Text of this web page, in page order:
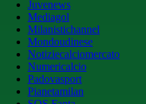
Juvenews
Mediagol
Milanistichannel
Mondoudinese
Notiziecalciomercato
Numericalcio
Padovasport
Pianetamilan